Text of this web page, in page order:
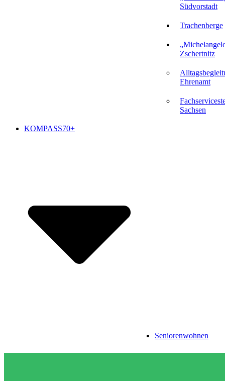
KOMPASS70+
Südvorstadt
Trachenberge
Zschertnitz
Ehrenamt
Sachsen
Seniorenwohnen